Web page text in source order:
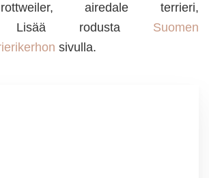
airedale terrieri,
Lisää rodusta Suomen
sivulla.